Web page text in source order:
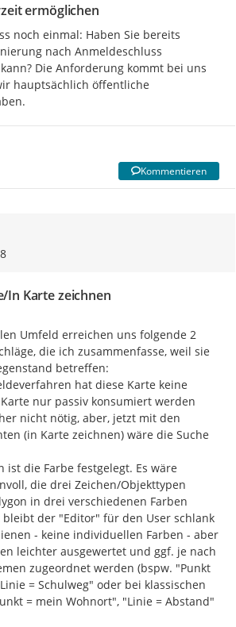
ermöglichen
noch einmal: Haben Sie bereits
nach Anmeldeschluss
Die Anforderung kommt bei uns
hauptsächlich öffentliche
Kommentieren
Zur Äußerung
In Karte zeichnen
Umfeld erreichen uns folgende 2
die ich zusammenfasse, weil sie
betreffen:
hat diese Karte keine
nur passiv konsumiert werden
nicht nötig, aber, jetzt mit den
(in Karte zeichnen) wäre die Suche
ist die Farbe festgelegt. Es wäre
die drei Zeichen/Objekttypen
in drei verschiedenen Farben
bleibt der "Editor" für den User schlank
- keine individuellen Farben - aber
leichter ausgewertet und ggf. je nach
zugeordnet werden (bspw. "Punkt
= Schulweg" oder bei klassischen
= mein Wohnort", "Linie = Abstand"